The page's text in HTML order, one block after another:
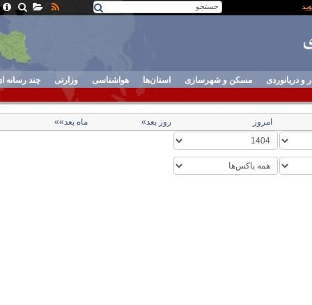
و دریانوردی مسکن و شهرسازی استان‌ها هواشناسی وزارتی چند رسانه
امروز روز بعد» ماه بعد»»